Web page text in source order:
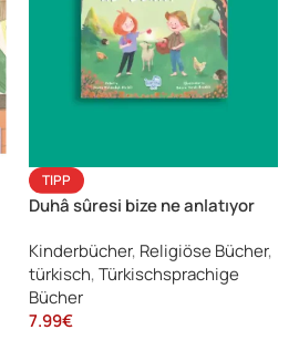
TIPP
Duhâ sûresi bize ne anlatıyor
Kinderbücher, Religiöse Bücher,
türkisch,Türkischsprachige
Bücher
7.99€